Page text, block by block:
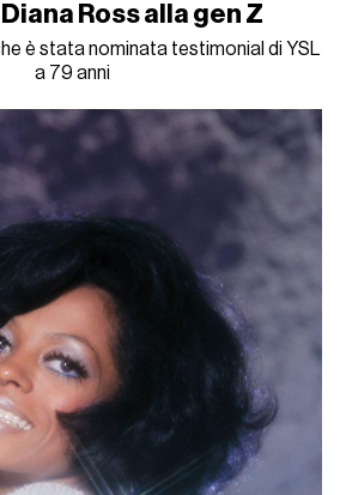
Ross alla gen Z
è stata nominata testimonial di YSL
a 79 anni